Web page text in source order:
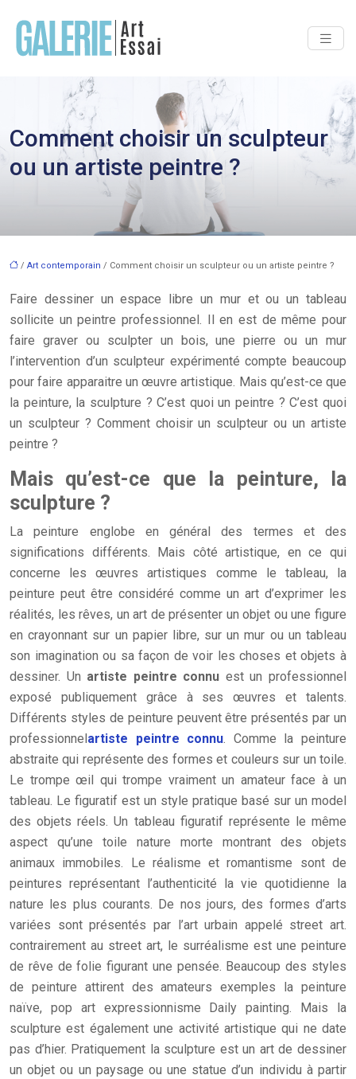
Comment choisir un sculpteur
ou un artiste peintre ?
/ Art contemporain / Comment choisir un sculpteur ou un artiste peintre ?
Faire dessiner un espace libre un mur et ou un tableau
sollicite un peintre professionnel. Il en est de même pour
faire graver ou sculpter un bois, une pierre ou un mur
l’intervention d’un sculpteur expérimenté compte beaucoup
pour faire apparaitre un œuvre artistique. Mais qu’est-ce que
la peinture, la sculpture ? C’est quoi un peintre ? C’est quoi
un sculpteur ? Comment choisir un sculpteur ou un artiste
peintre ?
Mais qu’est-ce que la peinture, la
sculpture ?
La peinture englobe en général des termes et des
significations différents. Mais côté artistique, en ce qui
concerne les œuvres artistiques comme le tableau, la
peinture peut être considéré comme un art d’exprimer les
réalités, les rêves, un art de présenter un objet ou une figure
en crayonnant sur un papier libre, sur un mur ou un tableau
son imagination ou sa façon de voir les choses et objets à
dessiner. Un artiste peintre connu est un professionnel
exposé publiquement grâce à ses œuvres et talents.
Différents styles de peinture peuvent être présentés par un
professionnelartiste peintre connu. Comme la peinture
abstraite qui représente des formes et couleurs sur un toile.
Le trompe œil qui trompe vraiment un amateur face à un
tableau. Le figuratif est un style pratique basé sur un model
des objets réels. Un tableau figuratif représente le même
aspect qu’une toile nature morte montrant des objets
animaux immobiles. Le réalisme et romantisme sont de
peintures représentant l’authenticité la vie quotidienne la
nature les plus courants. De nos jours, des formes d’arts
variées sont présentés par l’art urbain appelé street art.
contrairement au street art, le surréalisme est une peinture
de rêve de folie figurant une pensée. Beaucoup des styles
de peinture attirent des amateurs exemples la peinture
naïve, pop art expressionnisme Daily painting. Mais la
sculpture est également une activité artistique qui ne date
pas d’hier. Pratiquement la sculpture est un art de dessiner
un objet ou un paysage ou une statue d’un individu à partir